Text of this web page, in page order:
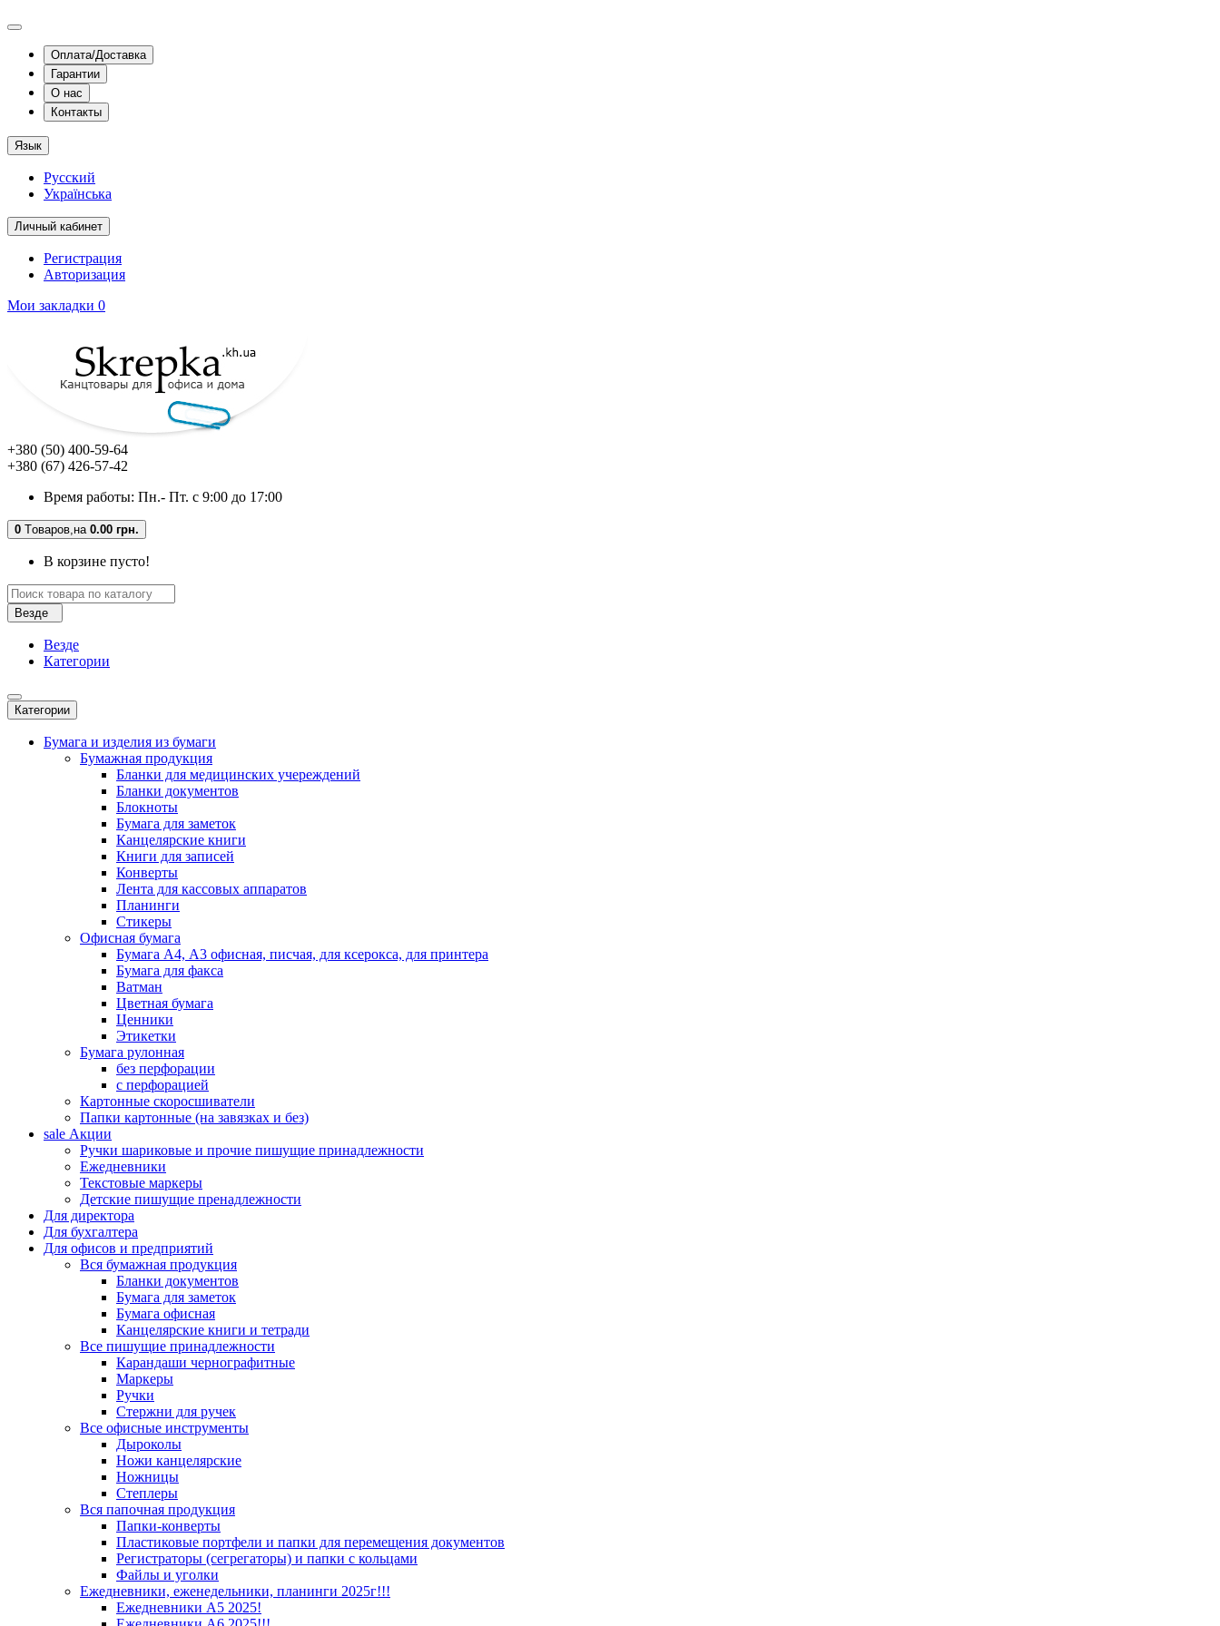
Оплата/Доставка
Гарантии
О нас
Контакты
Язык
Русский
Українська
Личный кабинет
Регистрация
Авторизация
Мои закладки 0
+380 (50) 400-59-64
+380 (67) 426-57-42
Время работы: Пн.- Пт. с 9:00 до 17:00
0 Tоваров,на 0.00 грн.
В корзине пусто!
Везде
Везде
Категории
Категории
Бумага и изделия из бумаги
Бумажная продукция
Бланки для медицинских учереждений
Бланки документов
Блокноты
Бумага для заметок
Канцелярские книги
Книги для записей
Конверты
Лента для кассовых аппаратов
Планинги
Стикеры
Офисная бумага
Бумага А4, А3 офисная, писчая, для ксерокса, для принтера
Бумага для факса
Ватман
Цветная бумага
Ценники
Этикетки
Бумага рулонная
без перфорации
с перфорацией
Картонные скоросшиватели
Папки картонные (на завязках и без)
sale Акции
Ручки шариковые и прочие пишущие принадлежности
Ежедневники
Текстовые маркеры
Детские пишущие пренадлежности
Для директора
Для бухгалтера
Для офисов и предприятий
Вся бумажная продукция
Бланки документов
Бумага для заметок
Бумага офисная
Канцелярские книги и тетради
Все пишущие принадлежности
Карандаши чернографитные
Маркеры
Ручки
Стержни для ручек
Все офисные инструменты
Дыроколы
Ножи канцелярские
Ножницы
Степлеры
Вся папочная продукция
Папки-конверты
Пластиковые портфели и папки для перемещения документов
Регистраторы (сегрегаторы) и папки с кольцами
Файлы и уголки
Ежедневники, еженедельники, планинги 2025г!!!
Ежедневники А5 2025!